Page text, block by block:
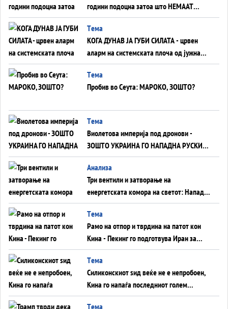
години подоцна затоа што НЕМААТ
ВНУЦИ ДА ГИ ЗАМЕНАТ
Tема
КОГА ДУНАВ ЈА ГУБИ СИЛАТА - црвен
аларм на системската плоча од јужна
Германија до Црното Море...
Tема
Пробив во Сеута: МАРОКО, ЗОШТО?
Tема
Виолетова империја под дронови -
ЗОШТО УКРАИНА ГО НАПАДНА РУСКИОТ
WILDBERRIES
Aнализа
Три вентили и затворање на
енергетската комора на светот: Нападот
во Суец најавува глобален енергетски
инфаркт?
Tема
Рамо на отпор и тврдина на патот кон
Кина - Пекинг го подготвува Иран за
американска копнена инвазија
Tема
Силиконскиот ѕид веќе не е непробоен,
Кина го напаѓа последниот голем
монопол на Западот?
Tема